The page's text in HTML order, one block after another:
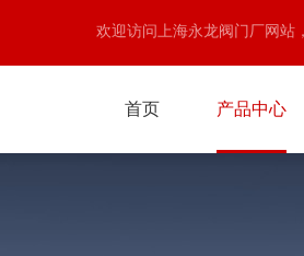
欢迎访问上海永龙阀门厂网站
首页 产品中心